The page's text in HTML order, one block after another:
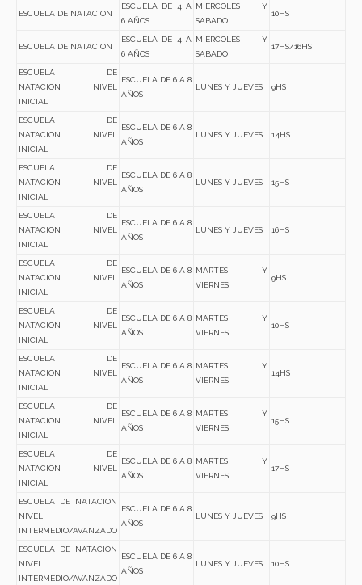
ESCUELA DE NATACION
ESCUELA DE 4 A
6 AÑOS
MIERCOLES Y
SABADO
10HS
ESCUELA DE NATACION
ESCUELA DE 4 A
6 AÑOS
MIERCOLES Y
SABADO
17HS/16HS
ESCUELA DE
NATACION NIVEL
INICIAL
ESCUELA DE 6 A 8
AÑOS
LUNES Y JUEVES 9HS
ESCUELA DE
NATACION NIVEL
INICIAL
ESCUELA DE 6 A 8
AÑOS
LUNES Y JUEVES 14HS
ESCUELA DE
NATACION NIVEL
INICIAL
ESCUELA DE 6 A 8
AÑOS
LUNES Y JUEVES 15HS
ESCUELA DE
NATACION NIVEL
INICIAL
ESCUELA DE 6 A 8
AÑOS
LUNES Y JUEVES 16HS
ESCUELA DE
NATACION NIVEL
INICIAL
ESCUELA DE 6 A 8
AÑOS
MARTES Y
VIERNES
9HS
ESCUELA DE
NATACION NIVEL
INICIAL
ESCUELA DE 6 A 8
AÑOS
MARTES Y
VIERNES
10HS
ESCUELA DE
NATACION NIVEL
INICIAL
ESCUELA DE 6 A 8
AÑOS
MARTES Y
VIERNES
14HS
ESCUELA DE
NATACION NIVEL
INICIAL
ESCUELA DE 6 A 8
AÑOS
MARTES Y
VIERNES
15HS
ESCUELA DE
NATACION NIVEL
INICIAL
ESCUELA DE 6 A 8
AÑOS
MARTES Y
VIERNES
17HS
ESCUELA DE NATACION
NIVEL
INTERMEDIO/AVANZADO
ESCUELA DE 6 A 8
AÑOS
LUNES Y JUEVES 9HS
ESCUELA DE NATACION
NIVEL
INTERMEDIO/AVANZADO
ESCUELA DE 6 A 8
AÑOS
LUNES Y JUEVES 10HS